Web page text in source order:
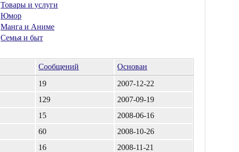
Товары и услуги
Юмор
Манга и Аниме
Семья и быт
Сообщений
Основан
19
2007-12-22
129
2007-09-19
15
2008-06-16
60
2008-10-26
16
2008-11-21